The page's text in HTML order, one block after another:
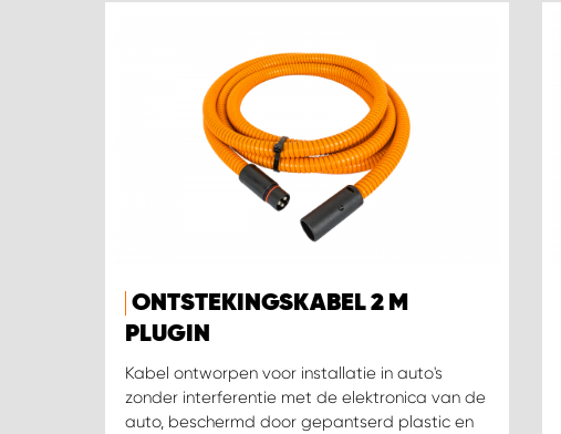
ONTSTEKINGSKABEL 2 M
PLUGIN
Kabel ontworpen voor installatie in auto's
zonder interferentie met de elektronica van de
auto, beschermd door gepantserd plastic en